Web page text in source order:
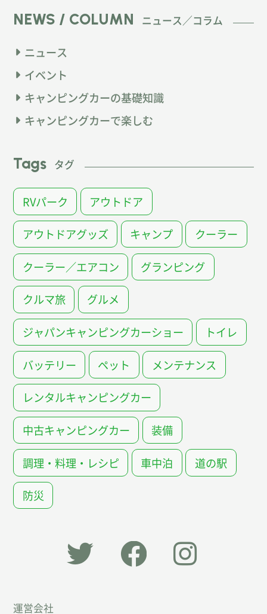
NEWS / COLUMN ニュース／コラム
ニュース
イベント
キャンピングカーの基礎知識
キャンピングカーで楽しむ
Tags タグ
RVパーク アウトドア
アウトドアグッズ キャンプ クーラー
クーラー／エアコン グランピング
クルマ旅 グルメ
ジャパンキャンピングカーショー トイレ
バッテリー ペット メンテナンス
レンタルキャンピングカー
中古キャンピングカー 装備
調理・料理・レシピ 車中泊 道の駅
防災
運営会社